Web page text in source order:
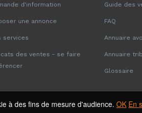
à des fins de mesure d'audience. OK En
d'information
une annonce
services
des ventes - se faire
Guide des
FAQ
Annuaire
Annuaire
Glossaire